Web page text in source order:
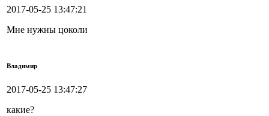
2017-05-25 13:47:21
Мне нужны цоколи
Владимир
2017-05-25 13:47:27
какие?